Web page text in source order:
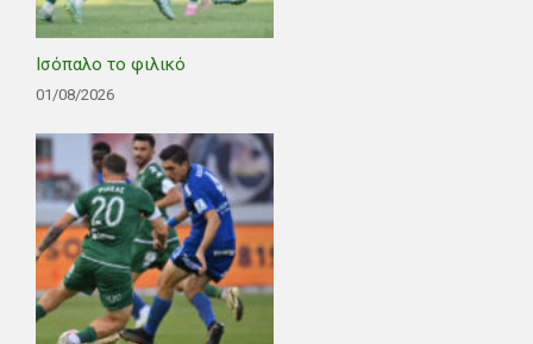
Ισόπαλο το φιλικό
01/08/2026